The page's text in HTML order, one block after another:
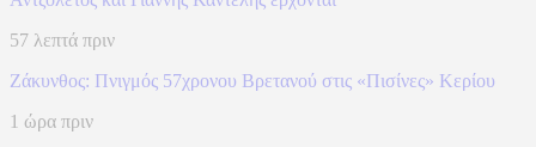
57 λεπτά πριν
Ζάκυνθος: Πνιγμός 57χρονου Βρετανού στις «Πισίνες» Κερίου
1 ώρα πριν